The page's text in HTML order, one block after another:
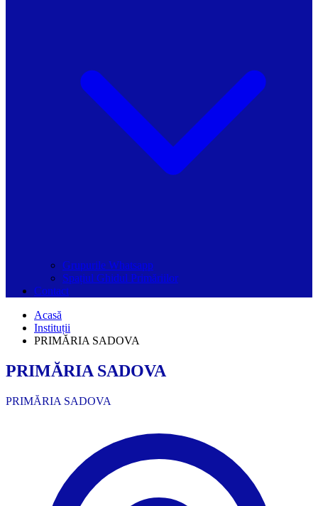
Grupurile Whatsapp
Spațiul Ghidul Primăriilor
Contact
Acasă
Instituții
PRIMĂRIA SADOVA
PRIMĂRIA SADOVA
PRIMĂRIA SADOVA